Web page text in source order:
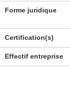
Forme juridique
Certification(s)
Effectif entreprise